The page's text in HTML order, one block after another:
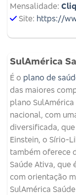
Mensalidade:
Site: https://
SulAmérica
É o plano de
das maiores
plano
nacional, com
diversificada,
Einstein, o Sírio-
também oferece
Saúde Ativa, que
com orientação
SulAmérica